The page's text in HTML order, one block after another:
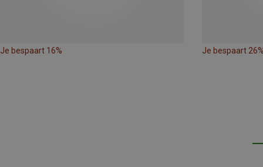
Je bespaart 16% Je bespaart